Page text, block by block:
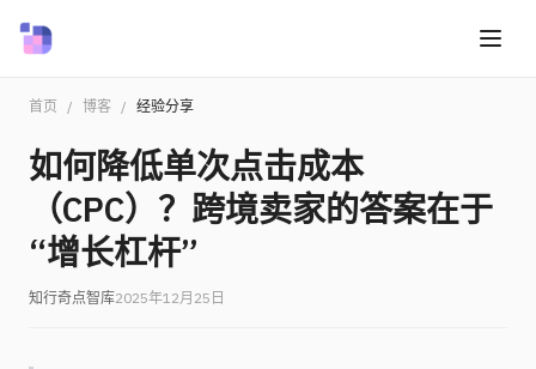
首页 / 博客 / 经验分享
如何降低单次点击成本
（CPC）？跨境卖家的答案在于
“增长杠杆”
知行奇点智库2025年12月25日